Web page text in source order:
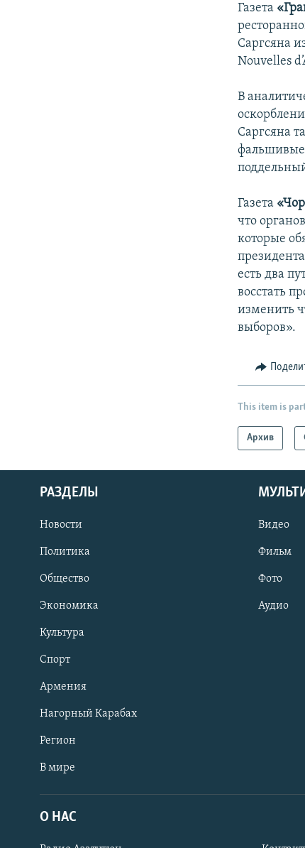
Газета
Саргсяна
Nouvelles
В
Саргсяна
фальшивые
Газета
что
которые
есть два
восстать
изменить
выборов».
This item is
Архив
РАЗДЕЛЫ
Новости
Политика
Общество
Экономика
Культура
Спорт
Армения
Нагорный Карабах
Регион
В мире
Видео
Фильм
Фото
Аудио
О НАС